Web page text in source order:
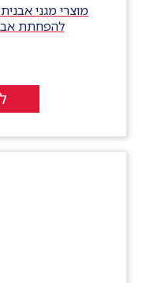
מוצרי מגני
להפחתת